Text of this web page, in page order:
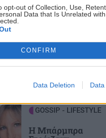
opt-out of Collection, Use,
Data that Is Unrelated
CONFIRM
Data Deletion Data
22:19
ΚΟΣΜΟΣ
κατέρριψε 1.155
τελευταίο 24ωρο
GOSSIP -
φωτογραφία με την
τον ένα χρόνο από
οι ειδήσεις
GOSSIP - LIFESTYLE
Η Μπάρμπρα